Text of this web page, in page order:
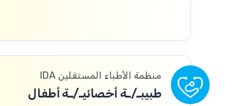
منظمة الأطباء المستقلين IDA
طبيبـ/ـة أخصائيـ/ـة أطفال